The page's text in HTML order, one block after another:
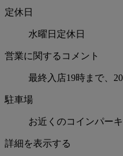
定休日
水曜日定休日
営業に関するコメント
最終入店19時まで、
駐車場
お近くのコインパー
詳細を表示する